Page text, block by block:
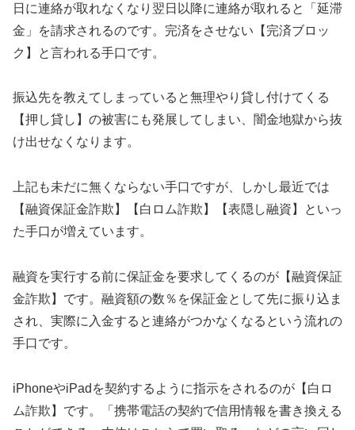
日に連絡が取れなくなり翌日以降に連絡が取れると「延滞
金」を請求されるのです。完済をさせない【完済ブロッ
ク】と言われる手口です。
振込先を教えてしまっていると無理やり貸し付けてくる
【押し貸し】の被害にも発展してしまい、闇金地獄から抜
け出せなくなります。
上記も未だに無くならない手口ですが、しかし最近では
【融資保証金詐欺】【白ロム詐欺】【表隠し融資】といっ
た手口が増えています。
融資を実行する前に保証金を要求してくるのが【融資保証
金詐欺】です。融資額の数％を保証金として先に振り込ま
され、実際に入金すると連絡がつかなくなるという流れの
手口です。
iPhoneやiPadを契約するように指示をされるのが【白ロ
ム詐欺】です。「携帯電話の契約で信用情報を書き換える